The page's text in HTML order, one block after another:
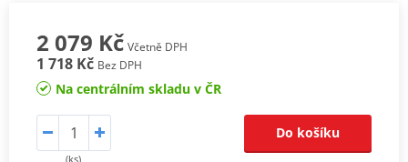
2 079 Kč Včetně DPH
1 718 Kč Bez DPH
Na centrálním skladu v ČR
(ks)
Do košíku